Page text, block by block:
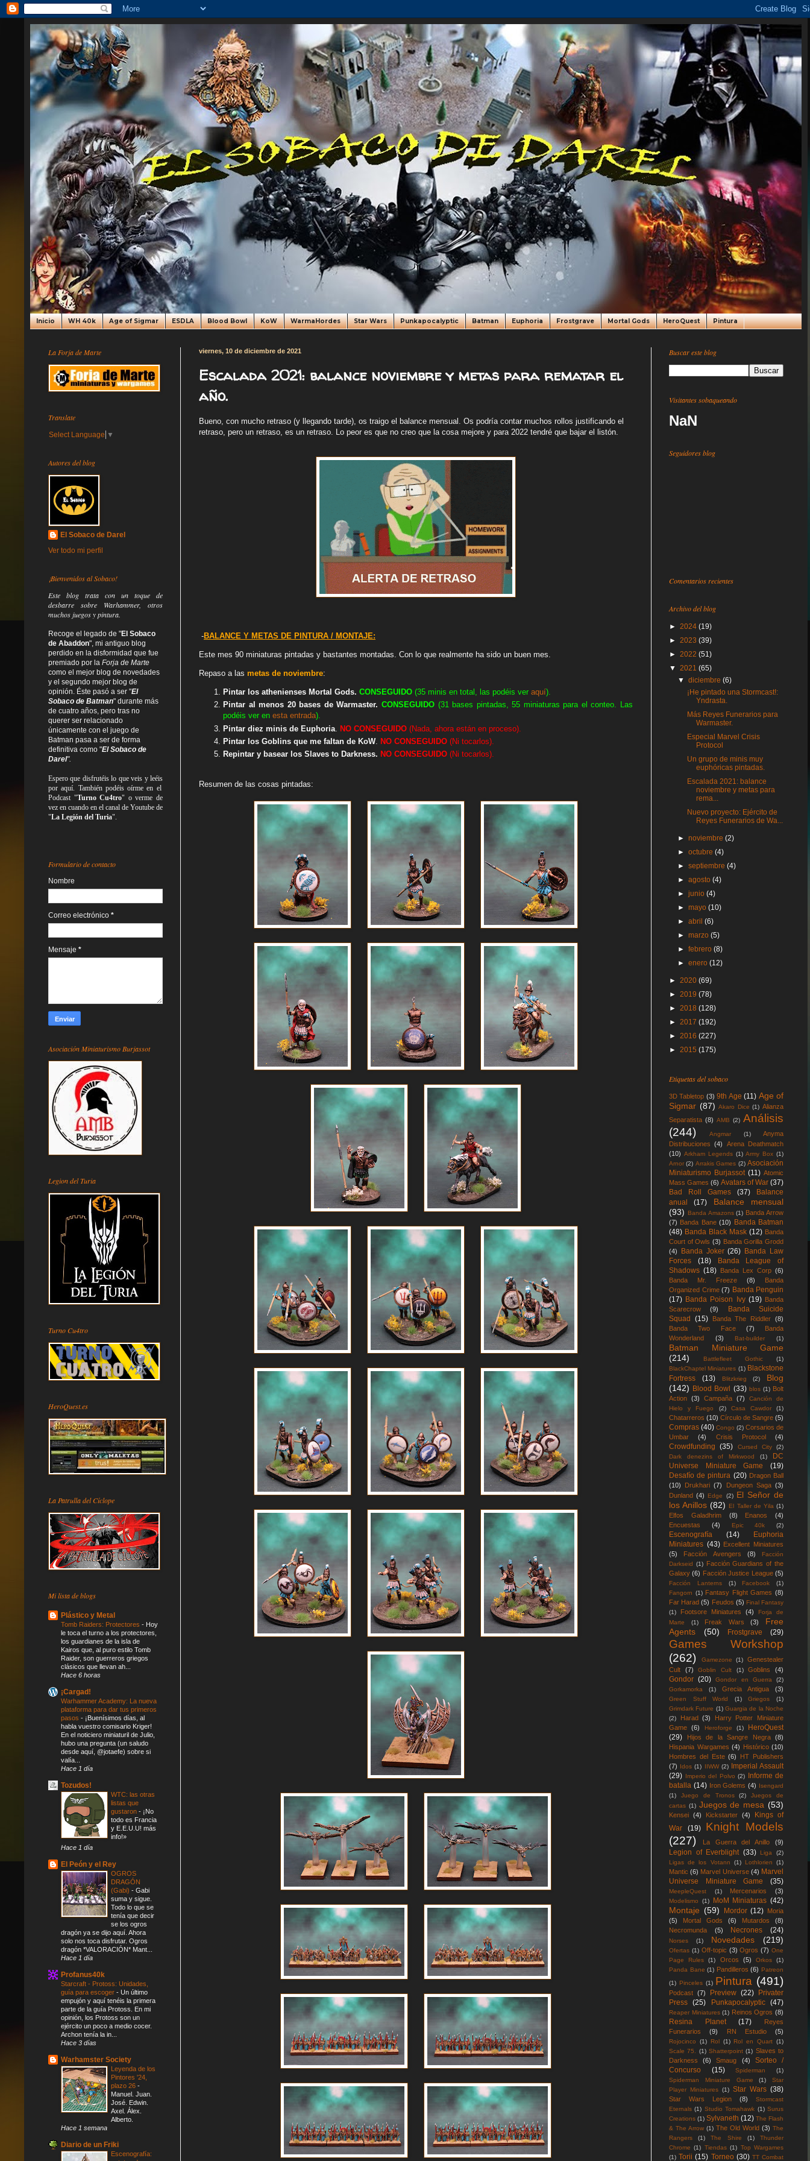
Inicio WH 40k Age of Sigmar ESDLA Blood Bowl KoW WarmaHordes Star Wars Punkapocalyptic Batman Euphoria Frostgrave Mortal Gods HeroQuest Pintura
viernes, 10 de diciembre de 2021
Escalada 2021: balance noviembre y metas para rematar el
año.
Bueno, con mucho retraso (y llegando tarde), os traigo el balance mensual. Os podría contar muchos rollos justificando el
retraso, pero un retraso, es un retraso. Lo peor es que no creo que la cosa mejore y para 2022 tendré que bajar el listón.
-BALANCE Y METAS DE PINTURA / MONTAJE:
Este mes 90 miniaturas pintadas y bastantes montadas. Con lo que realmente ha sido un buen mes.
Repaso a las metas de noviembre:
Pintar los athenienses Mortal Gods. CONSEGUIDO (35 minis en total, las podéis ver aquí).
Pintar al menos 20 bases de Warmaster. CONSEGUIDO(31 bases pintadas, 55 miniaturas para el conteo. Las
podéis ver en esta entrada).
Pintar diez minis de Euphoria NO CONSEGUIDO (Nada, ahora están en proceso).
Pintar los Goblins que me faltan de KoW. NO CONSEGUIDO (Ni tocarlos).
Repintar y basear los Slaves to Darkness. NO CONSEGUIDO (Ni tocarlos).
Resumen de las cosas pintadas:
La Forja de Marte
Translate
Select Language ▼
Autores del blog
El Sobaco de Darel
Ver todo mi perfil
¡Bienvenidos al Sobaco!
Este blog trata con un toque de
desbarre sobre Warhammer, otros
muchos juegos y pintura.
Recoge el legado de "El Sobaco
de Abaddon", mi antiguo blog
perdido en la disformidad que fue
premiado por la Forja de Marte
como el mejor blog de novedades
y el segundo mejor blog de
opinión. Éste pasó a ser "El
Sobaco de Batman" durante más
de cuatro años, pero tras no
querer ser relacionado
únicamente con el juego de
Batman pasa a ser de forma
definitiva como "El Sobaco de
Darel".
Espero que disfrutéis lo queveis yleéis
por aquí. También podéis oírme en el
Podcast "Turno Cu4tro" o verme de
vez en cuando en el canal de Youtube de
"La Legión del Turia".
Formulario de contacto
Nombre
Correo electrónico *
Mensaje *
Asociación Miniaturismo Burjassot
Legion del Turia
Turno Cu4tro
HeroQuest.es
La Patrulla del Cíclope
Mi lista de blogs
Plástico y Metal
Tomb Raiders: Protectores - Hoy
le toca el turno a los protectores,
los guardianes de la isla de
Kairos que, al puro estilo Tomb
Raider, son guerreros griegos
clásicos que llevan ah...
Hace 6 horas
¡Cargad!
Warhammer Academy: La nueva
plataforma para dar tus primeros
pasos - ¡Buenísimos días, al
habla vuestro comisario Kriger!
En el noticiero miniaturil de Julio,
hubo una pregunta (un saludo
desde aquí, @jotaefe) sobre si
valía...
Hace 1 día
Tozudos!
WTC: las otras
listas que
gustaron - ¡No
todo es Francia
y E.E.U.U! más
info!»
Hace 1 día
El Peón y el Rey
OGROS
DRAGÓN
(Gabi) - Gabi
suma y sigue.
Todo lo que se
tenía que decir
se los ogros
dragón ya se dijo aquí. Ahora
solo nos toca disfrutar. Ogros
dragón *VALORACIÓN* Mant...
Hace 1 día
Profanus40k
Starcraft - Protoss: Unidades,
guía para escoger - Un último
empujón y aquí tenéis la primera
parte de la guía Protoss. En mi
opinión, los Protoss son un
ejército un poco a medio cocer.
Archon tenía la in...
Hace 3 días
Warhamster Society
Leyenda de los
Pintores '24,
plazo 26 -
Manuel. Juan.
José. Edwin.
Axel. Álex.
Alberto.
Hace 1 semana
Diario de un Friki
Escenografía:
Buscar este blog
Visitantes sobaqueando
NaN
Seguidores blog
Comentarios recientes
Archivo del blog
► 2024 (19)
► 2023 (39)
► 2022 (51)
▼ 2021 (65)
▼diciembre(6)
¡He pintado una Stormcast!:
Yndrasta.
Más Reyes Funerarios para
Warmaster.
Especial Marvel Crisis
Protocol
Un grupo de minis muy
euphóricas pintadas.
Escalada 2021: balance
noviembre y metas para
rema...
Nuevo proyecto: Ejército de
Reyes Funerarios de Wa...
►noviembre(2)
►octubre(4)
►septiembre(4)
►agosto(4)
►junio(4)
►mayo(10)
►abril(6)
►marzo(5)
►febrero(8)
►enero(12)
► 2020 (69)
► 2019 (78)
► 2018 (128)
► 2017 (192)
► 2016 (227)
► 2015 (175)
Etiquetas del sobaco
3D Tabletop (3) 9th Age (11) Age of
Sigmar (87) Akaro Dice (1) Alianza
Separatista (8) AMB (2) Análisis
(244)
Angmar (1)
Anyma
Distribuciones
(4)
Arena Deathmatch
(10) Arkham Legends (1) Army Box (1)
Arnor (2) Arrakis Games (2) Asociación
Miniaturismo Burjassot (11) Atomic
Mass Games (6) Avatars of War (37)
Bad Roll Games
(37)
Balance
anual
(17)
Balance mensual
(93)
Banda Amazons (1) Banda Arrow
(7) Banda Bane (10)
Banda Batman
(48) Banda Black Mask (12) Banda
Court of Owls (3) Banda Gorilla Grodd
(4)
Banda Joker (26) Banda Law
Forces
(18)
Banda League of
Shadows (18) Banda Lex Corp (6)
Banda Mr. Freeze
(8)
Banda
Organized Crime (7) Banda Penguin
(17) Banda Poison Ivy (19) Banda
Scarecrow
(9)
Banda Suicide
Squad
(15) Banda The Riddler (8)
Banda Two Face
(7)
Banda
Wonderland
(3) Bat-builder (1)
Batman Miniature Game
(214)
Battlefleet Gothic
(1)
BlackChaptel Miniatures (1) Blackstone
Fortress
(13) Blitzkrieg (2)
Blog
(142) Blood Bowl (33) blos (1) Bolt
Action (3) Campaña (7)
Canción de
Hielo y Fuego
(2) Casa Cawdor (1)
Chatarreros (10) Círculo de Sangre (5)
Compras (40) Congo (2) Corsarios de
Umbar
(4) Crisis Protocol (4)
Crowdfunding (35) Cursed City
(2)
Dark denezins of Mirkwood
(1)
DC
Universe Miniature Game
(19)
Desafío de pintura (20) Dragon Ball
(10)
Drukhari (7) Dungeon Saga (3)
Dunland (4) Edge (2) El Señor de
los Anillos (82) El Taller de Yila (1)
Elfos Galadhrim (8) Enanos
(4)
Encuestas
(4) Epic 40k (2)
Escenografía (14)
Euphoria
Miniatures (43) Excellent Miniatures
(5)
Facción Avengers (8)
Facción
Darkseid (1) Facción Guardians of the
Galaxy (6) Facción Justice League (5)
Facción Lanterns (1) Facebook
(1)
Fangorn (1) Fantasy Flight Games (8)
Far Harad (5) Feudos (5) Final Fantasy
(1)
Footsore Miniatures (4)
Forja de
Marte
(1) Freak Wars (3)
Free
Agents
(50) Frostgrave (29)
Games Workshop
(262)
Gamezone (1)
Genestealer
Cult
(7) Goblin Cult (1) Goblins (4)
Gondor (20) Gondor en Guerra
(2)
Gorkamorka
(1) Grecia Antigua (3)
Green Stuff World (1) Griegos
(1)
Grimdark Future (1) Guargia de la Noche
(2)
Harad (3)
Harry Potter Miniature
Game
(6) Heroforge (1)
HeroQuest
(29)
Hijos de la Sangre Negra
(8)
Hispania Wargames (4) Histórico (10)
Hombres del Este (6)
HT Publishers
(7) Idos (1) IIWW (2)
Imperial Assault
(29) Imperio del Polvo (2)
Informe de
batalla (14) Iron Golems (4) Isengard
(1)
Juego de Tronos (2)
Juegos de
cartas (1) Juegos de mesa (53)
Kensei (4) Kickstarter (4)
Kings of
War
(19)
Knight Models
(227)
La Guerra del Anillo (9)
Legion of Everblight (33) Liga
(2)
Ligas de los Votann
(1) Lothlorien (1)
Mantic (6) Marvel Universe (4) Marvel
Universe Miniature Game
(35)
MeepleQuest (1) Mercenarios (3)
Modelismo (1) MoM Miniaturas (42)
Montaje (59) Mordor (12) Moria
(5)
Mortal Gods (6) Mutardos
(8)
Necromunda
(5) Necrones (24)
Norses (1) Novedades (219)
Ofertas (1) Off-topic (3) Ogros (7) One
Page Rules
(1) Orcos (5) Orkos
(1)
Panda Bane (1) Pandilleros (6) Patreon
(1) Pinceles (1) Pintura (491)
Podcast (7) Preview (22)
Privater
Press (25) Punkapocalyptic (47)
Reaper Miniatures (1) Reinos Ogros (8)
Resina Planet (17)
Reyes
Funerarios
(9) RN Estudio (5)
Rojocinco (1) Rol (1) Rol en Quart (1)
Scale 75.
(1) Shatterpoint (1) Slaves to
Darkness
(6) Smaug (4)
Sorteo /
Concurso
(15) Spiderman
(1)
Spiderman Miniature Game
(1)
Star
Player Miniatures (1) Star Wars (38)
Star Wars Legion (8)
Stormcast
Eternals (1) Studio Tomahawk (1) Surus
Creations (1) Sylvaneth (12) The Flash
& The Arrow (1) The Old World (3) The
Rangers
(1) The Shire (1)
Thunder
Chrome (1) Tiendas (1) Top Wargames
(1) Torii (15) Torneo (30) TT Combat